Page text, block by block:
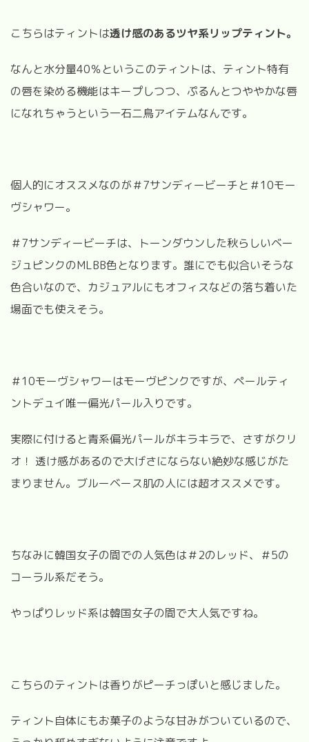
こちらはティントは透け感のあるツヤ系リップティント。
なんと水分量40％というこのティントは、ティント特有
の唇を染める機能はキープしつつ、ぷるんとつややかな唇
になれちゃうという一石二鳥アイテムなんです。
個人的にオススメなのが＃7サンディービーチと＃10モー
ヴシャワー。
＃7サンディービーチは、トーンダウンした秋らしいベー
ジュピンクのMLBB色となります。誰にでも似合いそうな
色合いなので、カジュアルにもオフィスなどの落ち着いた
場面でも使えそう。
＃10モーヴシャワーはモーヴピンクですが、ペールティ
ントデュイ唯一偏光パール入りです。
実際に付けると青系偏光パールがキラキラで、さすがクリ
オ！ 透け感があるので大げさにならない絶妙な感じがた
まりません。ブルーベース肌の人には超オススメです。
ちなみに韓国女子の間での人気色は＃2のレッド、＃5の
コーラル系だそう。
やっぱりレッド系は韓国女子の間で大人気ですね。
こちらのティントは香りがピーチっぽいと感じました。
ティント自体にもお菓子のような甘みがついているので、